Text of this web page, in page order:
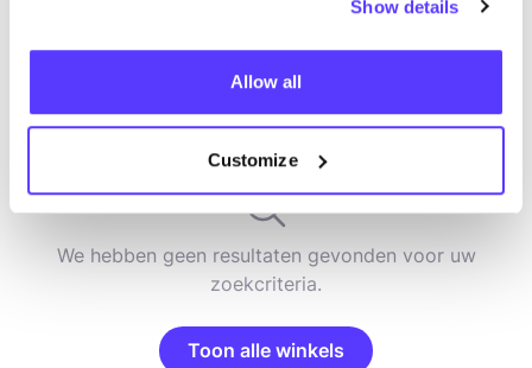
Show details
Allow all
Customize
Zoek
We hebben geen resultaten gevonden voor uw
zoekcriteria.
Toon alle winkels